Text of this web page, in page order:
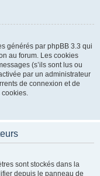
générés par phpBB 3.3 qui
au forum. Les cookies
(s’ils sont lus ou
par un administrateur
de connexion et de
cookies.
sont stockés dans la
depuis le panneau de